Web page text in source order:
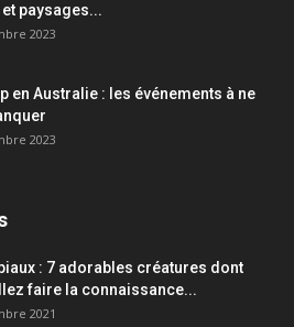
paysages...
2023
en Australie : les événements à ne
2023
: 7 adorables créatures dont
faire la connaissance...
2021